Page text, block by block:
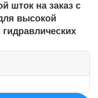
шток на заказ с
высокой